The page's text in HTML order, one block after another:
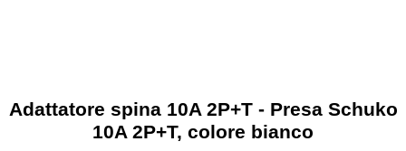
Adattatore spina 10A 2P+T - Presa Schuko
10A 2P+T, colore bianco